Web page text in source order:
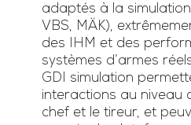
adaptés à la
VBS, MÄK),
des IHM et des
systèmes d’armes
GDI simulation
interactions au niveau
chef et le tireur, et